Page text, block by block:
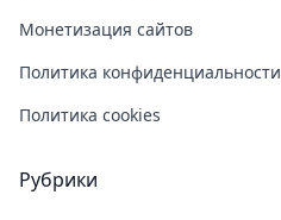
Монетизация сайтов
Политика конфиденциальности
Политика cookies
Рубрики